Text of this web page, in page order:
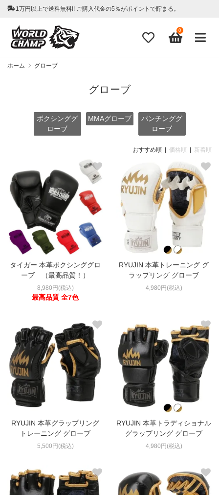
1万円以上で送料無料!! ご購入代金の5％がポイントで貯まる。
0
ホーム グローブ
グローブ
ボクシンググ
ローブ
MMAグローブ
パンチンググ
ローブ
おすすめ順 | 価格順 新着順
タイガー 本革ボクシンググロ
ーブ （最高品質！）
8,980円(税込)
最高品質 全7色
RYUJIN 本革トレーニング グ
ラップリング グローブ
4,980円(税込)
RYUJIN 本革グラップリング
トレーニング グローブ
5,500円(税込)
RYUJIN 本革トラディショナル
グラップリング グローブ
4,980円(税込)